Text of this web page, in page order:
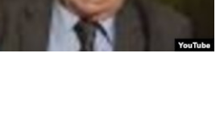
STANDARTLARIMIZ